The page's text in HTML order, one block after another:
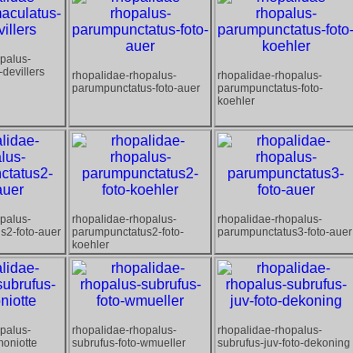
devillers
rhopalidae-rhopalus-
parumpunctatus-foto-auer
rhopalidae-rhopalus-
parumpunctatus-foto-
koehler
foto-auer
rhopalidae-rhopalus-
parumpunctatus2-foto-
koehler
rhopalidae-rhopalus-
parumpunctatus3-foto-auer
rhopalidae-rhopalus-
subrufus-foto-wmueller
rhopalidae-rhopalus-
subrufus-juv-foto-dekoning